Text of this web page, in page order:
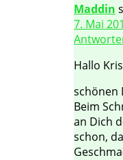
Maddin
7. Mai
Hallo
schönen
Beim
an Dich
schon,